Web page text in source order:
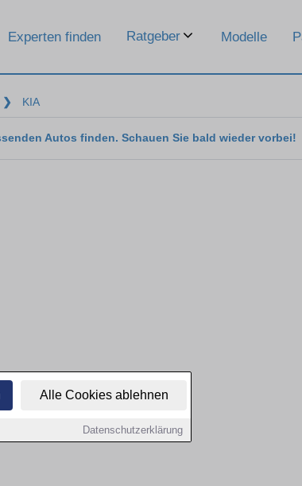
Alle Cookies ablehnen
Datenschutzerklärung
Experten finden Ratgeber Modelle
❯ KIA
Autos finden. Schauen Sie bald wieder vorbei!